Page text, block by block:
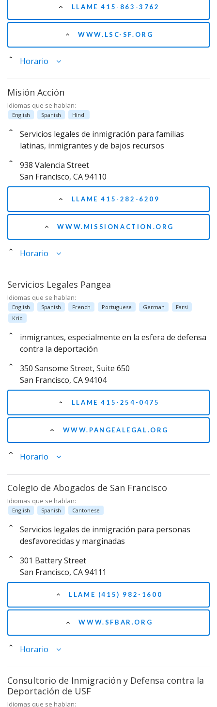
LLAME 415-863-3762
WWW.LSC-SF.ORG
Horario
Misión Acción
Idiomas que se hablan:
English Spanish Hindi
Servicios legales de inmigración para familias
latinas, inmigrantes y de bajos recursos
938 Valencia Street
San Francisco, CA 94110
LLAME 415-282-6209
WWW.MISSIONACTION.ORG
Horario
Servicios Legales Pangea
Idiomas que se hablan:
English Spanish French Portuguese German
Farsi
Krio
inmigrantes, especialmente en la esfera de defensa
contra la deportación
350 Sansome Street, Suite 650
San Francisco, CA 94104
LLAME 415-254-0475
WWW.PANGEALEGAL.ORG
Horario
Colegio de Abogados de San Francisco
Idiomas que se hablan:
English Spanish Cantonese
Servicios legales de inmigración para personas
desfavorecidas y marginadas
301 Battery Street
San Francisco, CA 94111
LLAME (415) 982-1600
WWW.SFBAR.ORG
Horario
Consultorio de Inmigración y Defensa contra la
Deportación de USF
Idiomas que se hablan: